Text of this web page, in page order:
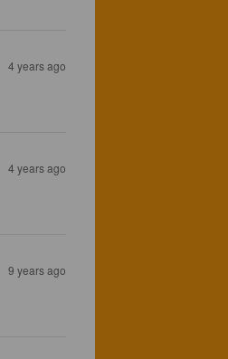
4 years ago
4 years ago
9 years ago